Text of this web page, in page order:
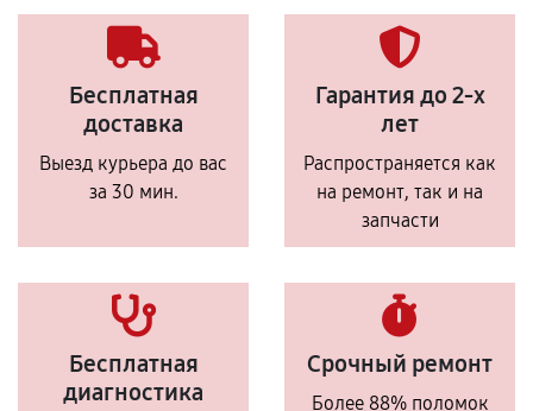
Бесплатная
доставка
Выезд курьера до вас
за 30 мин.
Гарантия до 2-х
лет
Распространяется как
на ремонт, так и на
запчасти
Бесплатная
диагностика
Срочный ремонт
Более 88% поломок